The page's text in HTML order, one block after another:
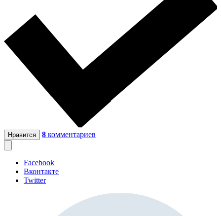
Нравится 8 комментариев
Facebook
Вконтакте
Twitter